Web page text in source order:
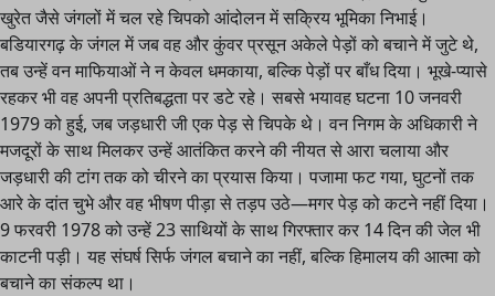
खुरेत जैसे जंगलों में चल रहे चिपको आंदोलन में सक्रिय भूमिका निभाई।
बडियारगढ़ के जंगल में जब वह और कुंवर प्रसून अकेले पेड़ों को बचाने में जुटे थे,
तब उन्हें वन माफियाओं ने न केवल धमकाया, बल्कि पेड़ों पर बाँध दिया। भूखे-प्यासे
रहकर भी वह अपनी प्रतिबद्धता पर डटे रहे। सबसे भयावह घटना 10 जनवरी
1979 को हुई, जब जड़धारी जी एक पेड़ से चिपके थे। वन निगम के अधिकारी ने
मजदूरों के साथ मिलकर उन्हें आतंकित करने की नीयत से आरा चलाया और
जड़धारी की टांग तक को चीरने का प्रयास किया। पजामा फट गया, घुटनों तक
आरे के दांत चुभे और वह भीषण पीड़ा से तड़प उठे—मगर पेड़ को कटने नहीं दिया।
9 फरवरी 1978 को उन्हें 23 साथियों के साथ गिरफ्तार कर 14 दिन की जेल भी
काटनी पड़ी। यह संघर्ष सिर्फ जंगल बचाने का नहीं, बल्कि हिमालय की आत्मा को
बचाने का संकल्प था।